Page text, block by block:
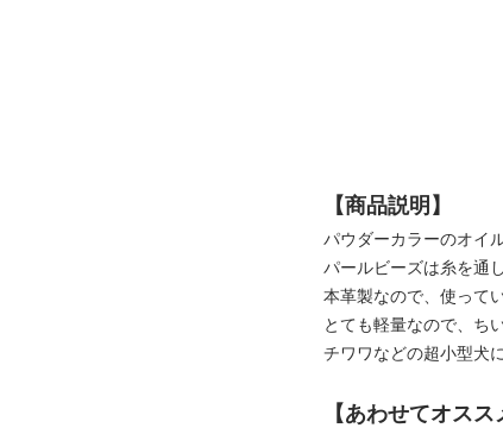
【商品説明】
パウダーカラーのオイ
パールビーズは糸を通
本革製なので、使って
とても軽量なので、ち
チワワなどの超小型犬
【あわせてオスス